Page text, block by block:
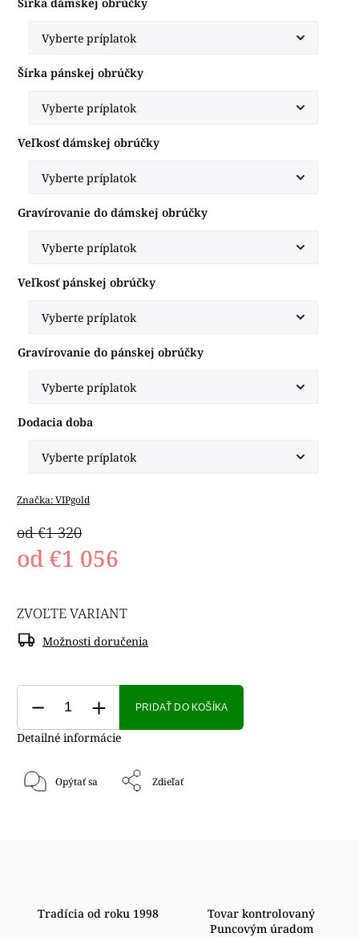
Šírka pánskej obrúčky
Veľkosť dámskej obrúčky
Gravírovanie do dámskej obrúčky
Veľkosť pánskej obrúčky
Gravírovanie do pánskej obrúčky
Dodacia doba
Značka:VIPgold
od €1 320
od €1 056
ZVOĽTE VARIANT
Možnosti doručenia
PRIDAŤ DO KOŠÍKA
Detailné informácie
Opýtať sa Zdieľať
Tradícia od roku 1998
Tovar kontrolovaný
Puncovým úradom